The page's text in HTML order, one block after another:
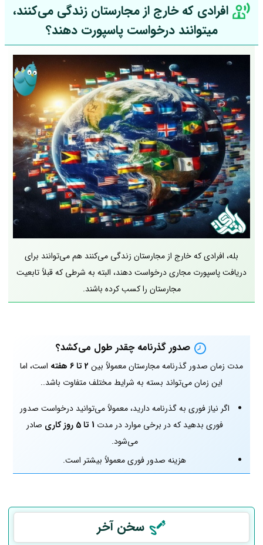
افرادی که خارج از مجارستان زندگی می‌کنند،
میتوانند درخواست پاسپورت دهند؟
بله، افرادی که خارج از مجارستان زندگی می‌کنند هم می‌توانند برای
دریافت پاسپورت مجاری درخواست دهند، البته به شرطی که قبلاً تابعیت
مجارستان را کسب کرده باشند.
صدور گذرنامه چقدر طول می‌کشد؟
مدت زمان صدور گذرنامه مجارستان معمولاً بین 2 تا 6 هفته
است، اما
این زمان می‌تواند بسته به شرایط مختلف متفاوت باشد..
اگر نیاز فوری به گذرنامه دارید، معمولاً می‌توانید درخواست صدور
فوری بدهید که در برخی موارد در مدت 1 تا 5 روز کاری
صادر
می‌شود.
هزینه صدور فوری معمولاً بیشتر است.
سخن آخر